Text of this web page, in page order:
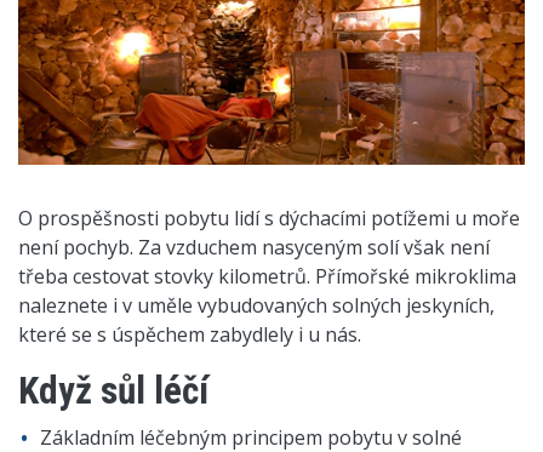
O prospěšnosti pobytu lidí s dýchacími potížemi u moře
není pochyb. Za vzduchem nasyceným solí však není
třeba cestovat stovky kilometrů. Přímořské mikroklima
naleznete i v uměle vybudovaných solných jeskyních,
které se s úspěchem zabydlely i u nás.
Když sůl léčí
Základním léčebným principem pobytu v solné